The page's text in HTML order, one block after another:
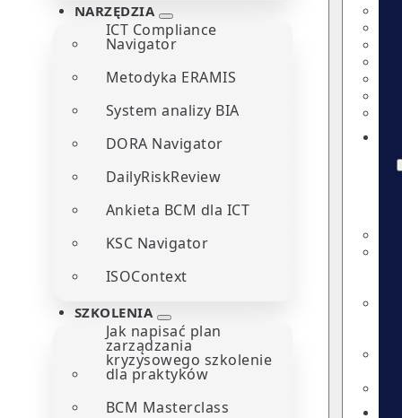
NARZĘDZIA
ICT Compliance
Navigator
Metodyka ERAMIS
System analizy BIA
DORA Navigator
DailyRiskReview
Ankieta BCM dla ICT
KSC Navigator
ISOContext
SZKOLENIA
Jak napisać plan
zarządzania
kryzysowego szkolenie
dla praktyków
BCM Masterclass